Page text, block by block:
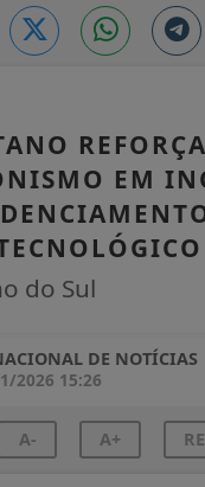
REFORÇA
EM
do Sul
DE NOTÍCIAS
2026 15:26
A- A+